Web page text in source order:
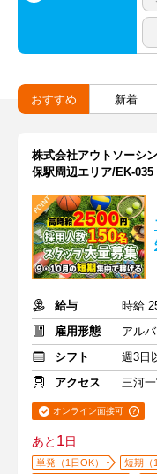
おすすめ 新着
株式会社アウトソーシ
保駅周辺エリア/EK-035
給与
時給
雇用形態
アル
シフト
週3日
アクセス
三河
オンライン面接可
あと 1日
単発（1日OK）
短期（